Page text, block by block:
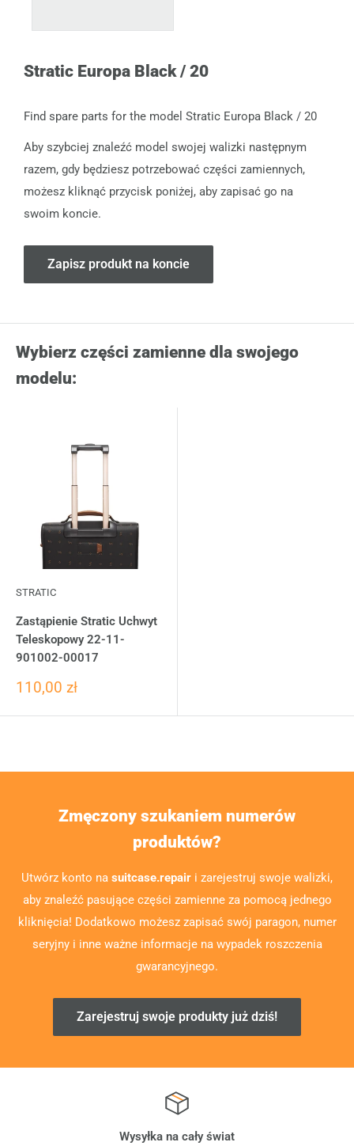
Stratic Europa Black / 20
Find spare parts for the model Stratic Europa Black / 20
Aby szybciej znaleźć model swojej walizki następnym
razem, gdy będziesz potrzebować części zamiennych,
możesz kliknąć przycisk poniżej, aby zapisać go na
swoim koncie.
Zapisz produkt na koncie
Wybierz części zamienne dla swojego
modelu:
STRATIC
Zastąpienie Stratic Uchwyt
Teleskopowy 22-11-
901002-00017
110,00 zł
Zmęczony szukaniem numerów
produktów?
Utwórz konto na suitcase.repair i zarejestruj swoje walizki,
aby znaleźć pasujące części zamienne za pomocą jednego
kliknięcia! Dodatkowo możesz zapisać swój paragon, numer
seryjny i inne ważne informacje na wypadek roszczenia
gwarancyjnego.
Zarejestruj swoje produkty już dziś!
Wysyłka na cały świat